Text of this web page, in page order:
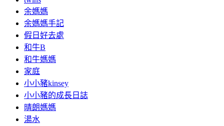
余媽媽
余媽媽手記
假日好去處
和牛B
和牛媽媽
家庭
小小豬kinsey
小小豬的成長日誌
晴朗媽媽
湯水